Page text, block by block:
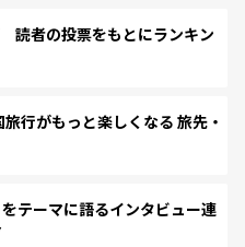
読者の投票をもとにランキン
行がもっと楽しくなる 旅先・
テーマに語るインタビュー連